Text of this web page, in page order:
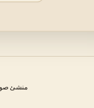
منشئ